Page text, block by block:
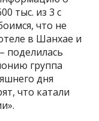
тыс. из 3 с
что не
в Шанхае и
поделилась
группа
дня
что катали